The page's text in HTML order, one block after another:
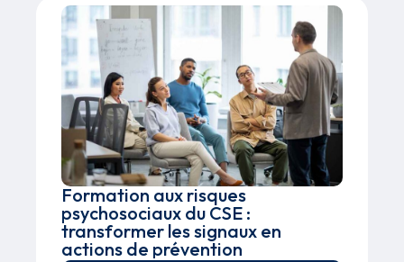
Formation aux risques
psychosociaux du CSE :
transformer les signaux en
actions de prévention